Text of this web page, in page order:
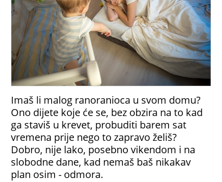
Imaš li malog ranoranioca u svom domu?
Ono dijete koje će se, bez obzira na to kad
ga staviš u krevet, probuditi barem sat
vremena prije nego to zapravo želiš?
Dobro, nije lako, posebno vikendom i na
slobodne dane, kad nemaš baš nikakav
plan osim - odmora.